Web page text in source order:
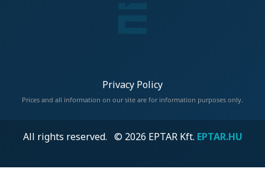
Privacy Policy
Prices and all information on our site are for information purposes only.
All rights reserved. © 2026 EPTAR Kft. EPTAR.HU